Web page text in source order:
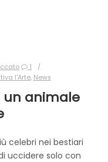
1
l'Arte, News
un animale
celebri nei bestiari
uccidere solo con